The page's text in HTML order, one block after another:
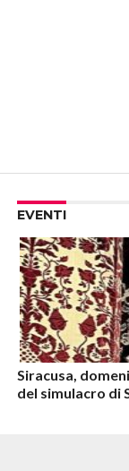
EVENTI
Siracusa,
del simulacro di